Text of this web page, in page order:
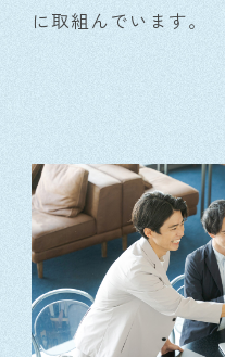
に取組んでいます。